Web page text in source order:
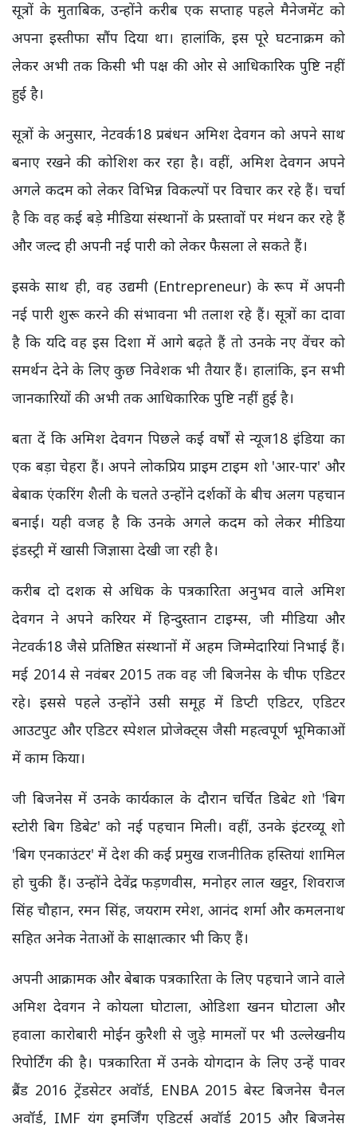
सूत्रों के मुताबिक, उन्होंने करीब एक सप्ताह पहले मैनेजमेंट को
अपना इस्तीफा सौंप दिया था। हालांकि, इस पूरे घटनाक्रम को
लेकर अभी तक किसी भी पक्ष की ओर से आधिकारिक पुष्टि नहीं
हुई है।
सूत्रों के अनुसार, नेटवर्क18 प्रबंधन अमिश देवगन को अपने साथ
बनाए रखने की कोशिश कर रहा है। वहीं, अमिश देवगन अपने
अगले कदम को लेकर विभिन्न विकल्पों पर विचार कर रहे हैं। चर्चा
है कि वह कई बड़े मीडिया संस्थानों के प्रस्तावों पर मंथन कर रहे हैं
और जल्द ही अपनी नई पारी को लेकर फैसला ले सकते हैं।
इसके साथ ही, वह उद्यमी (Entrepreneur) के रूप में अपनी
नई पारी शुरू करने की संभावना भी तलाश रहे हैं। सूत्रों का दावा
है कि यदि वह इस दिशा में आगे बढ़ते हैं तो उनके नए वेंचर को
समर्थन देने के लिए कुछ निवेशक भी तैयार हैं। हालांकि, इन सभी
जानकारियों की अभी तक आधिकारिक पुष्टि नहीं हुई है।
बता दें कि अमिश देवगन पिछले कई वर्षों से न्यूज18 इंडिया का
एक बड़ा चेहरा हैं। अपने लोकप्रिय प्राइम टाइम शो 'आर-पार' और
बेबाक एंकरिंग शैली के चलते उन्होंने दर्शकों के बीच अलग पहचान
बनाई। यही वजह है कि उनके अगले कदम को लेकर मीडिया
इंडस्ट्री में खासी जिज्ञासा देखी जा रही है।
करीब दो दशक से अधिक के पत्रकारिता अनुभव वाले अमिश
देवगन ने अपने करियर में हिन्दुस्तान टाइम्स, जी मीडिया और
नेटवर्क18 जैसे प्रतिष्ठित संस्थानों में अहम जिम्मेदारियां निभाई हैं।
मई 2014 से नवंबर 2015 तक वह जी बिजनेस के चीफ एडिटर
रहे। इससे पहले उन्होंने उसी समूह में डिप्टी एडिटर, एडिटर
आउटपुट और एडिटर स्पेशल प्रोजेक्ट्स जैसी महत्वपूर्ण भूमिकाओं
में काम किया।
जी बिजनेस में उनके कार्यकाल के दौरान चर्चित डिबेट शो 'बिग
स्टोरी बिग डिबेट' को नई पहचान मिली। वहीं, उनके इंटरव्यू शो
'बिग एनकाउंटर' में देश की कई प्रमुख राजनीतिक हस्तियां शामिल
हो चुकी हैं। उन्होंने देवेंद्र फड़णवीस, मनोहर लाल खट्टर, शिवराज
सिंह चौहान, रमन सिंह, जयराम रमेश, आनंद शर्मा और कमलनाथ
सहित अनेक नेताओं के साक्षात्कार भी किए हैं।
अपनी आक्रामक और बेबाक पत्रकारिता के लिए पहचाने जाने वाले
अमिश देवगन ने कोयला घोटाला, ओडिशा खनन घोटाला और
हवाला कारोबारी मोईन कुरैशी से जुड़े मामलों पर भी उल्लेखनीय
रिपोर्टिंग की है। पत्रकारिता में उनके योगदान के लिए उन्हें पावर
ब्रैंड 2016 ट्रेंडसेटर अवॉर्ड, ENBA 2015 बेस्ट बिजनेस चैनल
अवॉर्ड, IMF यंग इमर्जिंग एडिटर्स अवॉर्ड 2015 और बिजनेस